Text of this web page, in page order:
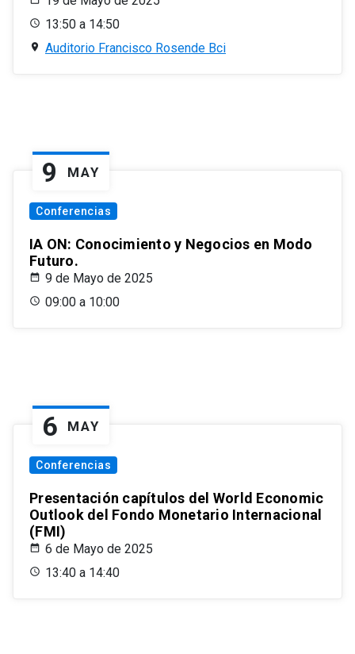
13:50 a 14:50
Auditorio Francisco Rosende Bci
9 MAY
Conferencias
IA ON: Conocimiento y Negocios en Modo
Futuro.
9 de Mayo de 2025
09:00 a 10:00
6 MAY
Conferencias
Presentación capítulos del World Economic
Outlook del Fondo Monetario Internacional
(FMI)
6 de Mayo de 2025
13:40 a 14:40